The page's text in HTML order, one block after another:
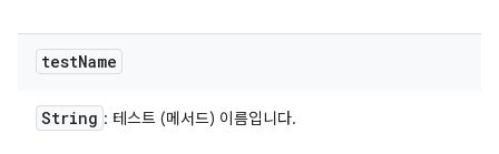
testName
String : 테스트 (메서드) 이름입니다.